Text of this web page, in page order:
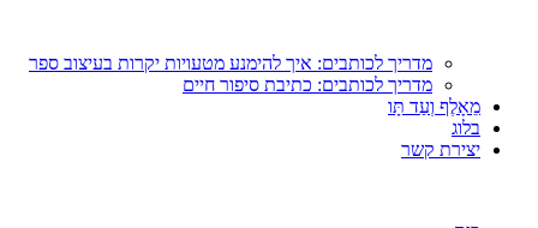
מדריך לכותבים: איך להימנע מטעויות יקרות בעיצוב ספר
מדריך לכותבים: כתיבת סיפור חיים
מֵאָלֶף וְעַד תָּו
בלוג
יצירת קשר